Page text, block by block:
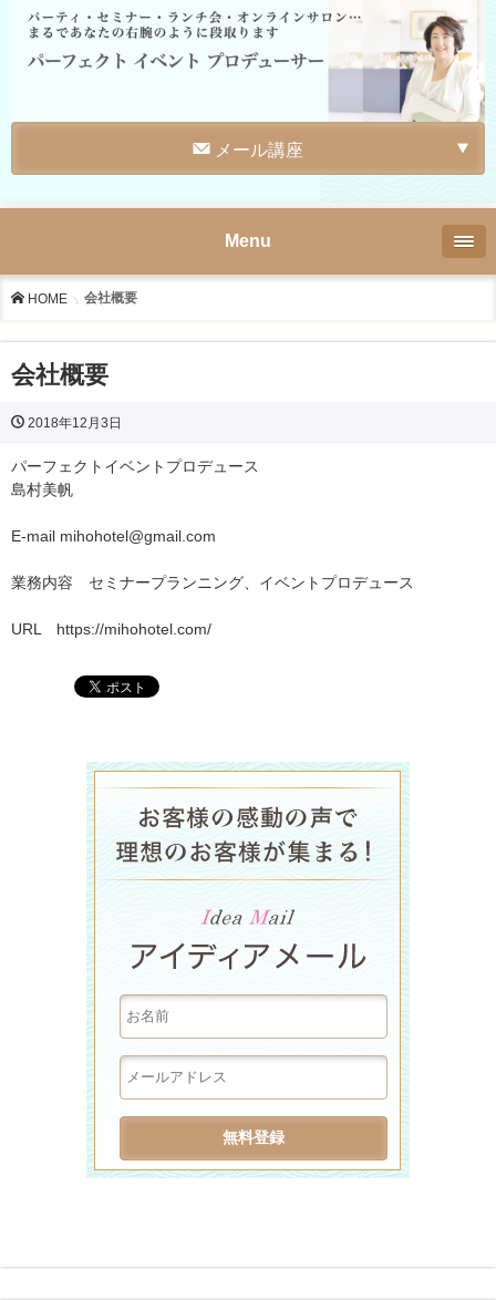
メール講座
Menu
HOME 会社概要
会社概要
2018年12月3日
パーフェクトイベントプロデュース
島村美帆
E-mail mihohotel@gmail.com
業務内容 セミナープランニング、イベントプロデュース
URL https://mihohotel.com/